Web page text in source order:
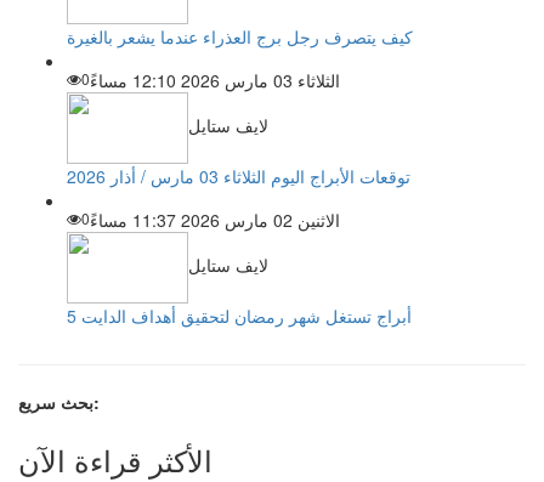
كيف يتصرف رجل برج العذراء عندما يشعر بالغيرة
الثلاثاء 03 مارس 2026 12:10 مساءً
0
لايف ستايل
توقعات الأبراج اليوم الثلاثاء 03 مارس / أذار 2026
الاثنين 02 مارس 2026 11:37 مساءً
0
لايف ستايل
5 أبراج تستغل شهر رمضان لتحقيق أهداف الدايت
بحث سريع:
الأكثر قراءة الآن